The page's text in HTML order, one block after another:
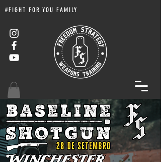
#FIGHT FOR YOU FAMILY